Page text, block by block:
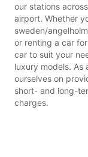
our stations
airport. Whether
sweden/
or renting a car
car to suit your
luxury models. As
ourselves on
short- and long-
charges.